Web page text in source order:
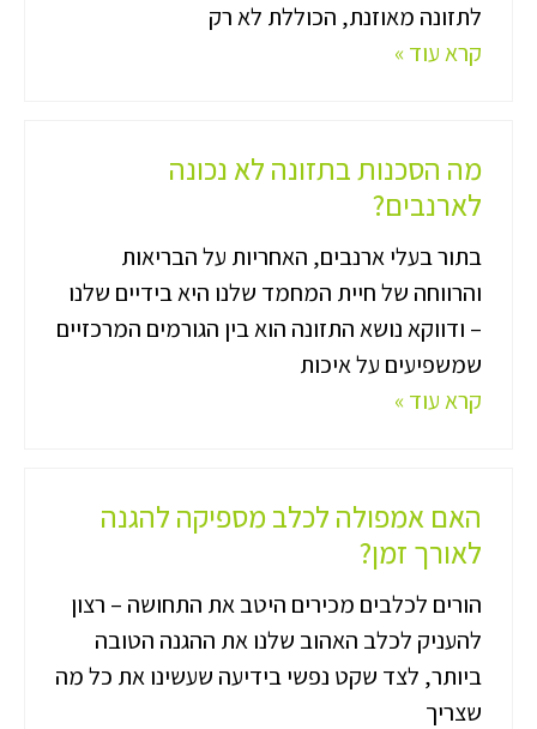
לתזונה מאוזנת, הכוללת לא רק
קרא עוד »
מה הסכנות בתזונה לא נכונה
לארנבים?
בתור בעלי ארנבים, האחריות על הבריאות
והרווחה של חיית המחמד שלנו היא בידיים שלנו
– ודווקא נושא התזונה הוא בין הגורמים המרכזיים
שמשפיעים על איכות
קרא עוד »
האם אמפולה לכלב מספיקה להגנה
לאורך זמן?
הורים לכלבים מכירים היטב את התחושה – רצון
להעניק לכלב האהוב שלנו את ההגנה הטובה
ביותר, לצד שקט נפשי בידיעה שעשינו את כל מה
שצריך